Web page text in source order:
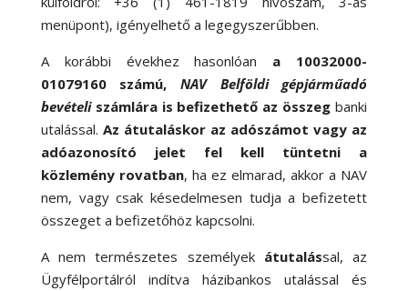
menüpont), igényelhető a legegyszerűbben.
A korábbi évekhez hasonlóan a 10032000-
01079160 számú, NAV Belföldi gépjárműadó
bevételiszámlára is befizethető az összeg banki
utalással. Az átutaláskor az adószámot vagy az
adóazonosító jelet fel kell tüntetni a
közlemény rovatban, ha ez elmarad, akkor a NAV
nem, vagy csak késedelmesen tudja a befizetett
összeget a befizetőhöz kapcsolni.
A nem természetes személyek átutalással, az
Ügyfélportálról indítva házibankos utalással és